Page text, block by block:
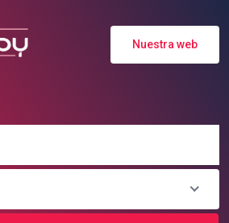
Nuestra web